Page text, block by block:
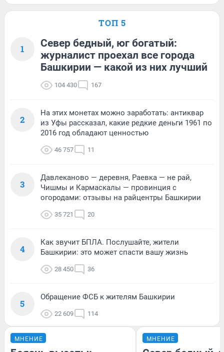
ТОП 5
1
Север бедный, юг богатый:
журналист проехал все города
Башкирии — какой из них лучший
104 430 167
2
На этих монетах можно заработать: антиквар
из Уфы рассказал, какие редкие деньги 1961 по
2016 год обладают ценностью
46 757 11
3
Давлеканово — деревня, Раевка — не рай,
Чишмы и Кармаскалы — провинция с
огородами: отзывы на райцентры Башкирии
35 721 20
4
Как звучит БПЛА. Послушайте, жители
Башкирии: это может спасти вашу жизнь
28 450 36
5
Обращение ФСБ к жителям Башкирии
22 609 114
МНЕНИЕ МНЕНИЕ